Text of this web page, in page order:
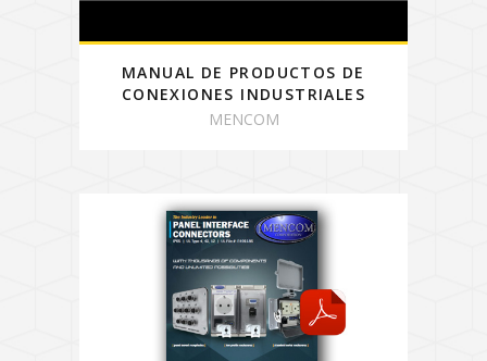
MANUAL DE PRODUCTOS DE
CONEXIONES INDUSTRIALES
MENCOM